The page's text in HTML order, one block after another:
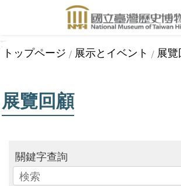
メインのコンテンツブロックにジャンプ
度
索
史
博
トップページ 展示とイベント 展
展覽回顧
關鍵字查詢